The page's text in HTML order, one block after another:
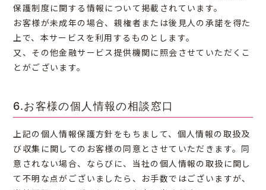
保護制度に関する情報について掲載されています。
お客様が未成年の場合、親権者または後見人の承諾を得た
上で、本サービスを利用するものとします。
又、その他金融サービス提供機関に照会させていただくこ
とがございます。
6.お客様の個人情報の相談窓口
上記の個人情報保護方針をもちまして、個人情報の取扱及
び収集に関してのお客様の同意とさせていただきます。同
意されない場合、ならびに、当社の個人情報の取扱に関し
て不明な点がございましたら、お手数ではございますが、